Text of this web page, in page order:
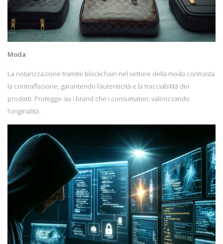
Moda
La notarizzazione tramite blockchain nel settore della moda contrasta
la contraffazione, garantendo l’autenticità e la tracciabilità dei
prodotti. Protegge sia i brand che i consumatori, valorizzando
l’originalità.